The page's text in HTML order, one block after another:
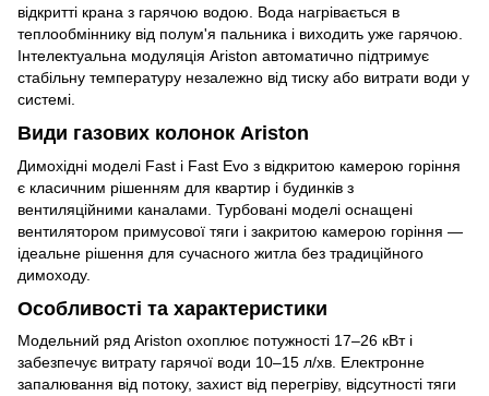
відкритті крана з гарячою водою. Вода нагрівається в
теплообміннику від полум'я пальника і виходить уже гарячою.
Інтелектуальна модуляція Ariston автоматично підтримує
стабільну температуру незалежно від тиску або витрати води у
системі.
Види газових колонок Ariston
Димохідні моделі Fast і Fast Evo з відкритою камерою горіння
є класичним рішенням для квартир і будинків з
вентиляційними каналами. Турбовані моделі оснащені
вентилятором примусової тяги і закритою камерою горіння —
ідеальне рішення для сучасного житла без традиційного
димоходу.
Особливості та характеристики
Модельний ряд Ariston охоплює потужності 17–26 кВт і
забезпечує витрату гарячої води 10–15 л/хв. Електронне
запалювання від потоку, захист від перегріву, відсутності тяги